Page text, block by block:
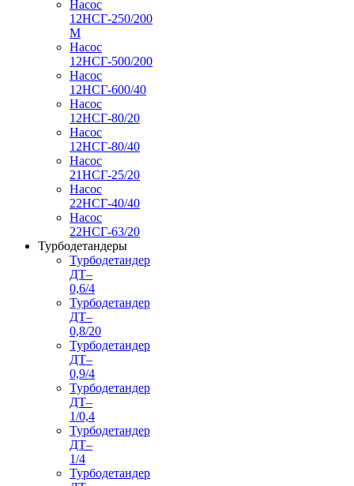
Насос
12НСГ-250/200
М
Насос
12НСГ-500/200
Насос
12НСГ-600/40
Насос
12НСГ-80/20
Насос
12НСГ-80/40
Насос
21НСГ-25/20
Насос
22НСГ-40/40
Насос
22НСГ-63/20
Турбодетандеры
Турбодетандер
ДТ–
0,6/4
Турбодетандер
ДТ–
0,8/20
Турбодетандер
ДТ–
0,9/4
Турбодетандер
ДТ–
1/0,4
Турбодетандер
ДТ–
1/4
Турбодетандер